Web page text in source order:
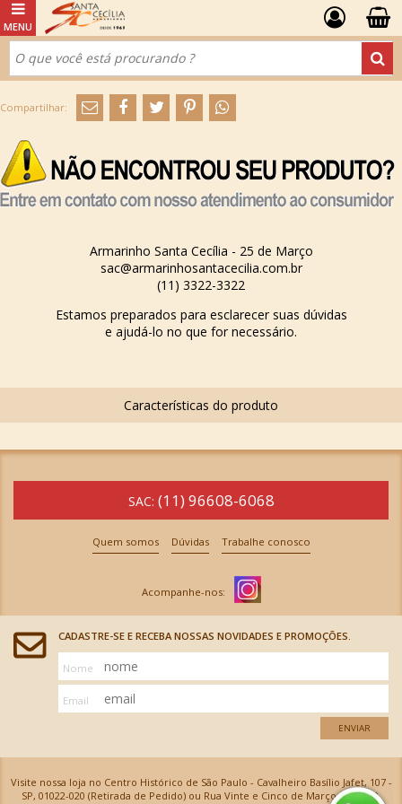
Armarinho Santa Cecília - 25 de Março
sac@armarinhosantacecilia.com.br
(11) 3322-3322
Estamos preparados para esclarecer suas dúvidas
e ajudá-lo no que for necessário.
SAC: (11) 96608-6068
Quem somos Dúvidas Trabalhe conosco
CADASTRE-SE E RECEBA NOSSAS NOVIDADES E PROMOÇÕES.
Nome
Email
ENVIAR
Visite nossa loja no Centro Histórico de São Paulo - Cavalheiro Basílio Jafet, 107 -
SP, 01022-020 (Retirada de Pedido) ou Rua Vinte e Cinco de Março, 576 - SP,